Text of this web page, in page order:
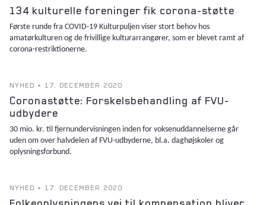
134 kulturelle foreninger fik corona-støtte
Første runde fra COVID-19 Kulturpuljen viser stort behov hos
amatørkulturen og de frivillige kulturarrangører, som er blevet ramt af
corona-restriktionerne.
NYHED • 17. DECEMBER 2020
Coronastøtte: Forskelsbehandling af FVU-
udbydere
30 mio. kr. til fjernundervisningen inden for voksenuddannelserne går
uden om over halvdelen af FVU-udbyderne, bl.a. daghøjskoler og
oplysningsforbund.
NYHED • 17. DECEMBER 2020